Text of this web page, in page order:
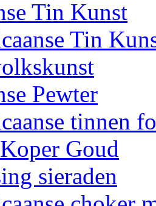
Tin Kunst
Tin
Pewter
tinnen
Goud
sieraden